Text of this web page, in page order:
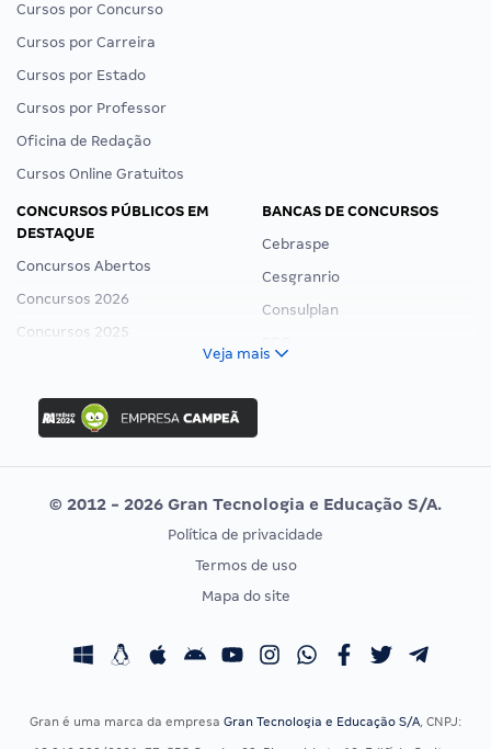
Cursos por Concurso
Cursos por Carreira
Cursos por Estado
Cursos por Professor
Oficina de Redação
Cursos Online Gratuitos
CONCURSOS PÚBLICOS EM
DESTAQUE
Concursos Abertos
Concursos 2026
Concursos 2025
Concurso Ibama
Concurso MPU
Editais publicados
BANCAS DE CONCURSOS
Cebraspe
Cesgranrio
Consulplan
Vunesp
CONCURSOS POR PROFISSÃO
Concursos Fiscais
EXAME DE ORDEM
Calendário OAB
Veja mais
© 2012 - 2026 Gran Tecnologia e Educação S/A.
Política de privacidade
Termos de uso
Mapa do site
Gran é uma marca da empresa Gran Tecnologia e Educação S/A, CNPJ: